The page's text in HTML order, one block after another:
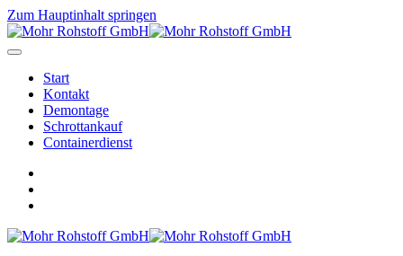
Zum Hauptinhalt springen
Start
Kontakt
Demontage
Schrottankauf
Containerdienst